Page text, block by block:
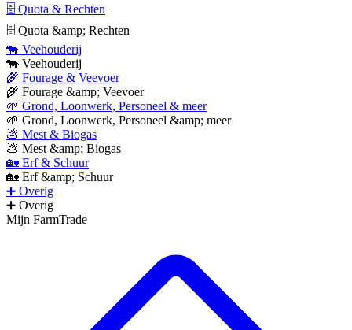
🗄 Quota & Rechten
🗄 Quota &amp; Rechten
🐄 Veehouderij
🐄 Veehouderij
🌾 Fourage & Veevoer
🌾 Fourage &amp; Veevoer
🌱 Grond, Loonwerk, Personeel & meer
🌱 Grond, Loonwerk, Personeel &amp; meer
💩 Mest & Biogas
💩 Mest &amp; Biogas
🏡 Erf & Schuur
🏡 Erf &amp; Schuur
➕ Overig
➕ Overig
Mijn FarmTrade